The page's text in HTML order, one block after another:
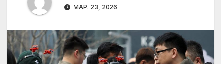
МАР. 23, 2026